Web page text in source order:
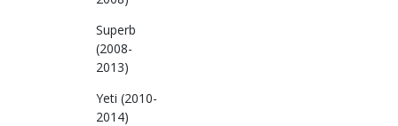
Superb
(2008-
2013)
Yeti (2010-
2014)